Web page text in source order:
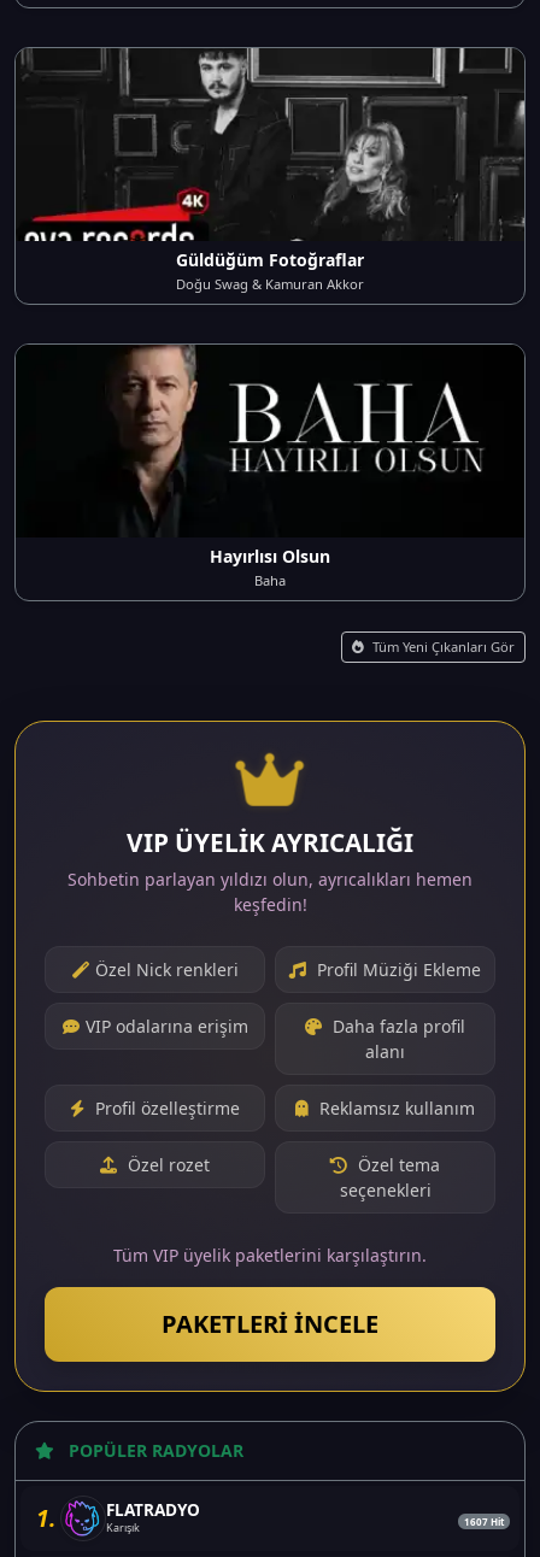
Güldüğüm Fotoğraflar
Doğu Swag & Kamuran Akkor
Hayırlısı Olsun
Baha
Tüm Yeni Çıkanları Gör
VIP ÜYELİK AYRICALIĞI
Sohbetin parlayan yıldızı olun, ayrıcalıkları hemen
keşfedin!
Özel Nick renkleri Profil Müziği Ekleme
VIP odalarına erişim
Daha fazla profil
alanı
Profil özelleştirme Reklamsız kullanım
Özel rozet
Özel tema
seçenekleri
Tüm VIP üyelik paketlerini karşılaştırın.
PAKETLERI İNCELE
POPÜLER RADYOLAR
1. FLATRADYO
Karışık 1607 Hit